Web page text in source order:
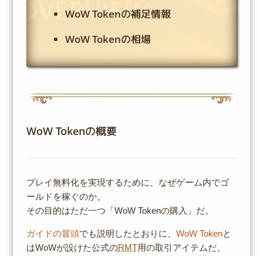
WoW Tokenの補足情報
WoW Tokenの相場
WoW Tokenの概要
プレイ無料化を実現するために、なぜゲーム内でゴ
ールドを稼ぐのか。
その目的はただ一つ「WoW Tokenの購入」だ。
ガイドの冒頭でも説明したとおりに、 WoW Tokenと
はWoWが設けた公式のRMT用の取引アイテムだ。